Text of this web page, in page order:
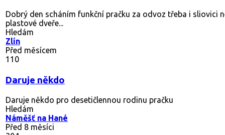
Dobrý den scháním funkční pračku za odvoz třeba i sliovici
plastové dveře...
Hledám
Zlín
Před měsícem
110
Daruje někdo
Daruje někdo pro desetičlennou rodinu pračku
Hledám
Náměšť na Hané
Před 8 měsíci